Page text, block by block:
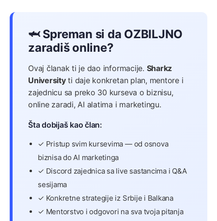
🦈 Spreman si da OZBILJNO
zaradiš online?
Ovaj članak ti je dao informacije. Sharkz
Universityti daje konkretan plan, mentore i
zajednicu sa preko 30 kurseva o biznisu,
online zaradi, AI alatima i marketingu.
Šta dobijaš kao član:
✓ Pristup svim kursevima — od osnova
biznisa do AI marketinga
✓ Discord zajednica sa live sastancima i Q&A
sesijama
✓ Konkretne strategije iz Srbije i Balkana
✓ Mentorstvo i odgovori na sva tvoja pitanja